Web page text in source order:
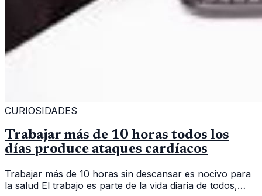
CURIOSIDADES
Trabajar más de 10 horas todos los
días produce ataques cardíacos
Trabajar más de 10 horas sin descansar es nocivo para
la salud El trabajo es parte de la vida diaria de todos,